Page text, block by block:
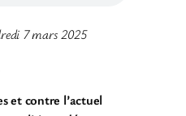
7 mars 2025
et contre l’actuel